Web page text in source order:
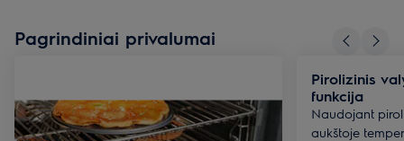
Pagrindiniai privalumai
Pirolizinis
funkcija
Naudojant
aukštoje